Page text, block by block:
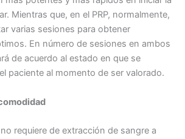
Mientras que, en el PRP, normalmente,
varias sesiones para obtener
En número de sesiones en ambos
de acuerdo al estado en que se
paciente al momento de ser valorado.
requiere de extracción de sangre a